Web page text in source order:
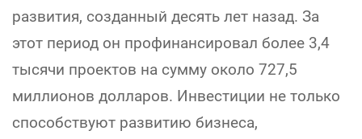
развития, созданный десять лет назад. За
этот период он профинансировал более 3,4
тысячи проектов на сумму около 727,5
миллионов долларов. Инвестиции не только
способствуют развитию бизнеса,